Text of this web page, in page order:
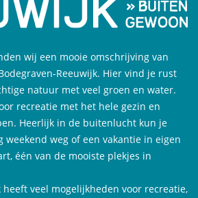
wij een mooie omschrijving van
Reeuwijk. Hier vind je rust
natuur met veel groen en water.
recreatie met het hele gezin en
Heerlijk in de buitenlucht kun je
weekend weg of een vakantie in eigen
één van de mooiste plekjes in
heeft veel mogelijkheden voor recreatie,